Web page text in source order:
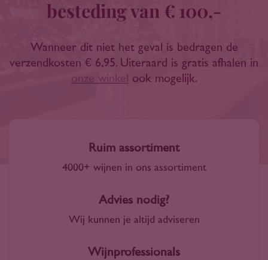
besteding van € 100,-
Wanneer dit niet het geval is bedragen de
verzendkosten € 6,95. Uiteraard is gratis afhalen in
onze winkel
ook mogelijk.
Ruim assortiment
4000+ wijnen in ons assortiment
Advies nodig?
Wij kunnen je altijd adviseren
Wijnprofessionals